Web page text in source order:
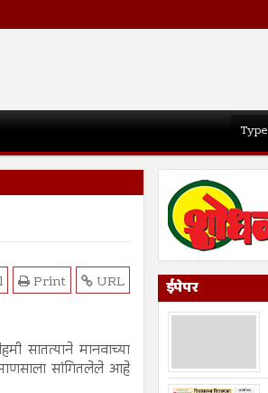
URL
Print
सातत्याने मानवाच्या
सांगितलेले आहे
ईपेपर